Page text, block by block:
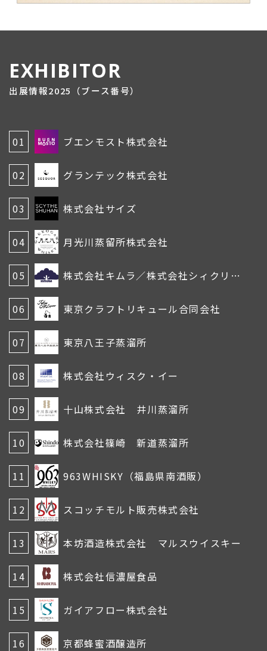
EXHIBITOR
出展情報2025（ブース番号）
01 ブエンモスト株式会社
02 グランテック株式会社
03 株式会社サイズ
04 月光川蒸留所株式会社
05 株式会社キムラ／株式会社シィクリエイティブインターナショナル
06 東京クラフトリキュール合同会社
07 東京八王子蒸溜所
08 株式会社ウィスク・イー
09 十山株式会社 井川蒸溜所
10 株式会社篠崎 新道蒸溜所
11 963WHISKY（福島県南酒販）
12 スコッチモルト販売株式会社
13 本坊酒造株式会社 マルスウイスキー
14 株式会社信濃屋食品
15 ガイアフロー株式会社
16 京都蜂蜜酒醸造所